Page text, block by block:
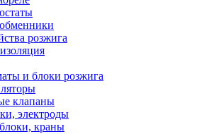
розжига
и блоки розжига
клапаны
электроды
краны